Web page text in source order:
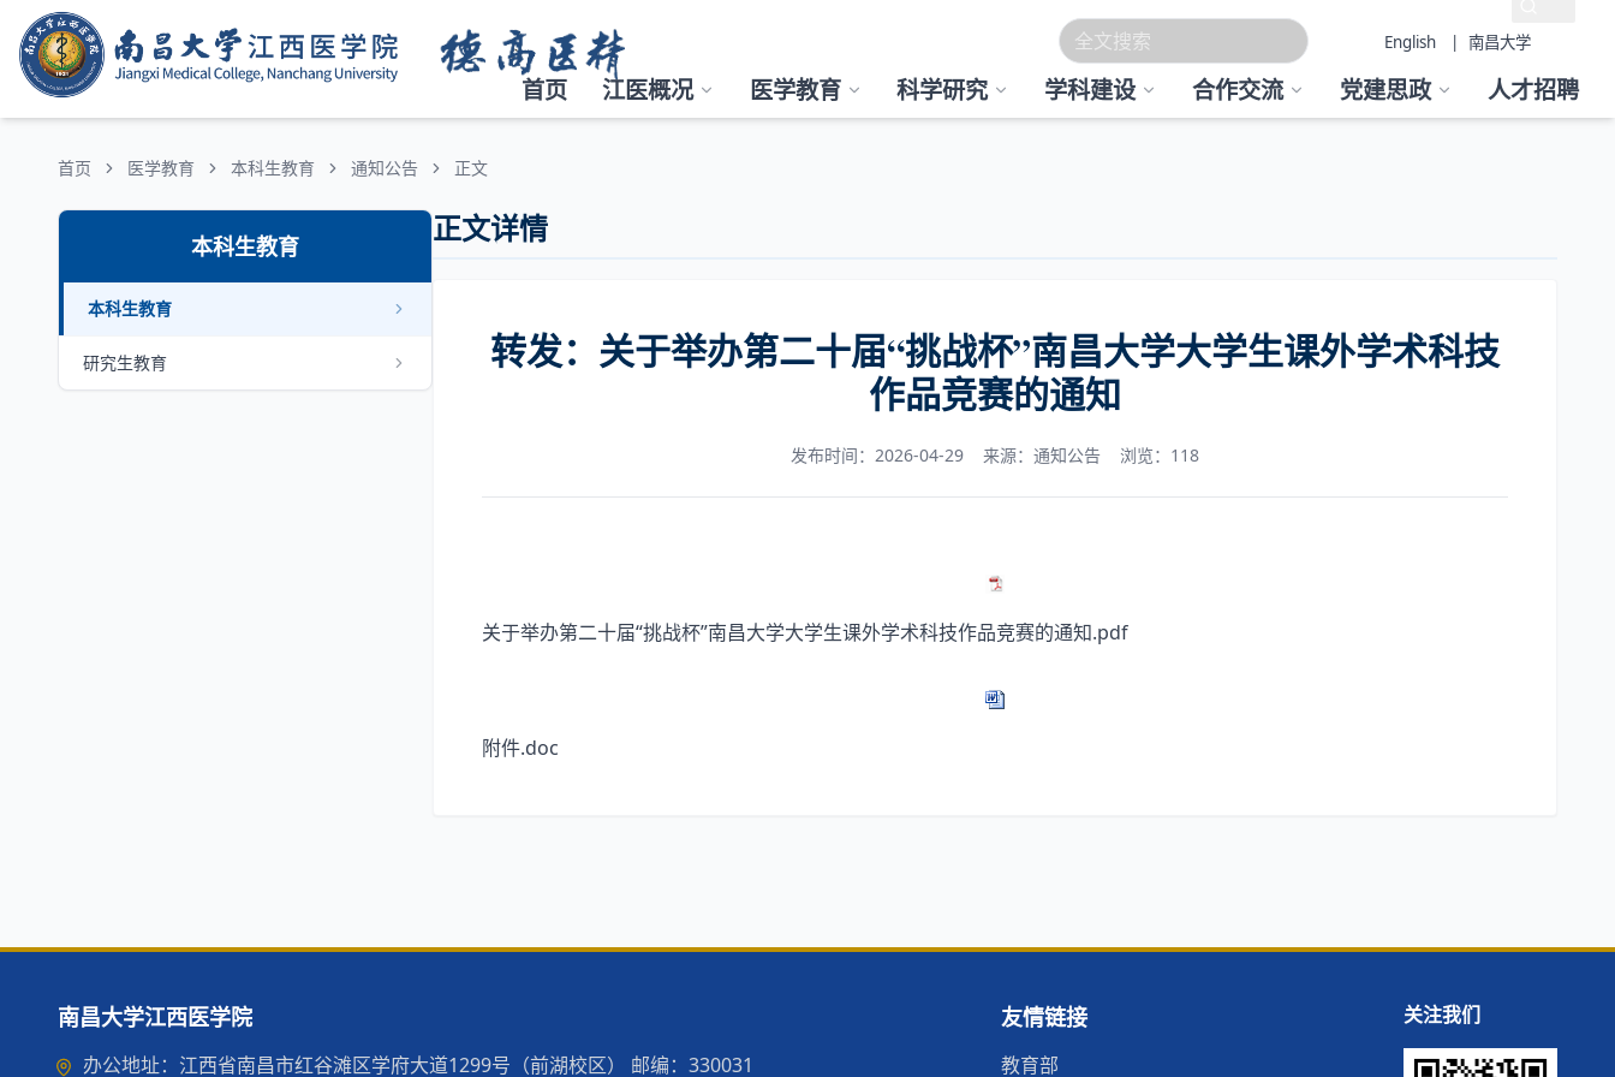
English | 南昌大学
首页 江医概况 医学教育 科学研究 学科建设 合作交流 党建思政 人才招聘
首页 医学教育 本科生教育 通知公告 正文
本科生教育
本科生教育
研究生教育
正文详情
转发：关于举办第二十届“挑战杯”南昌大学大学生课外学术科技
作品竞赛的通知
发布时间：2026-04-29 来源：通知公告 浏览： 118
关于举办第二十届“挑战杯”南昌大学大学生课外学术科技作品竞赛的通知.pdf
附件.doc
南昌大学江西医学院
办公地址：江西省南昌市红谷滩区学府大道1299号（前湖校区） 邮编：330031
友情链接
教育部
关注我们